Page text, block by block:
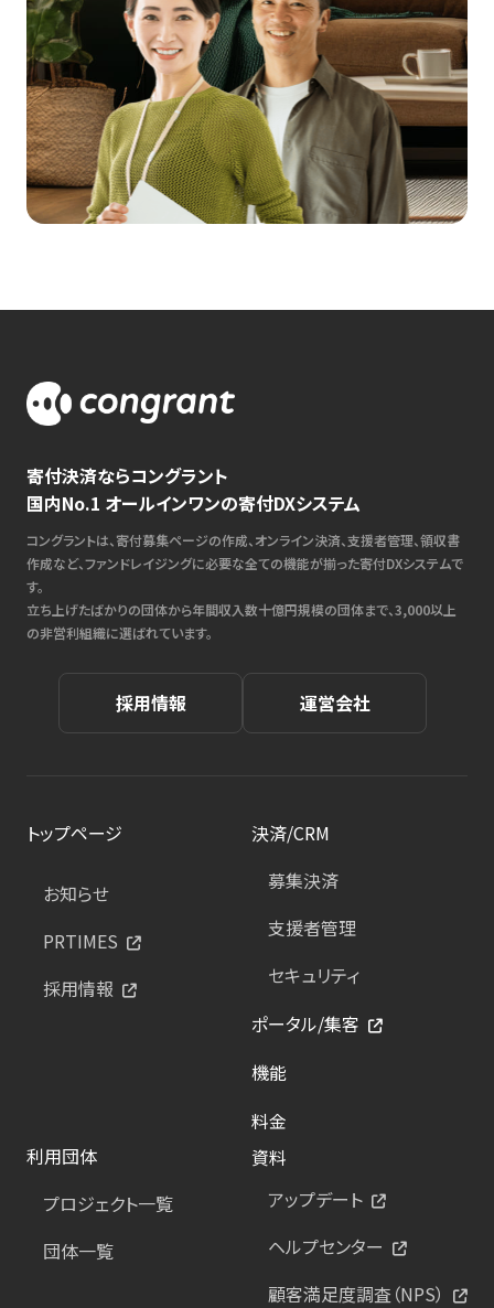
寄付決済ならコングラント
国内No.1 オールインワンの寄付DXシステム
コングラントは、寄付募集ページの作成、オンライン決済、支援者管理、領収書
作成など、ファンドレイジングに必要な全ての機能が揃った寄付DXシステムで
す。
立ち上げたばかりの団体から年間収入数十億円規模の団体まで、3,000以上
の非営利組織に選ばれています。
採用情報 運営会社
トップページ
お知らせ
PRTIMES
採用情報
決済/CRM
募集決済
支援者管理
セキュリティ
ポータル/集客
機能
料金
利用団体
プロジェクト一覧
団体一覧
資料
アップデート
ヘルプセンター
顧客満足度調査（NPS）